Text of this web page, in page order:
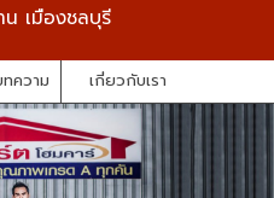
เมืองชลบุรี
ความ เกี่ยวกับเรา